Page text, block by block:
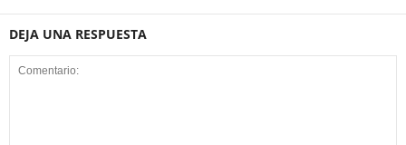
DEJA UNA RESPUESTA